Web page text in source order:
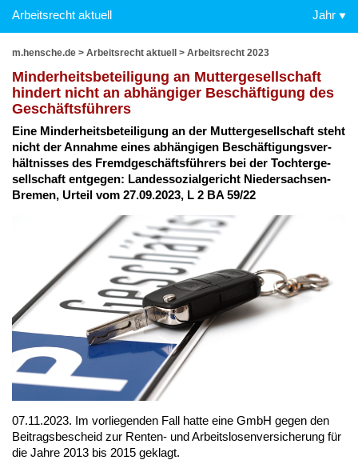
Arbeitsrecht aktuell Jahr
m.hensche.de > Arbeitsrecht aktuell > Arbeitsrecht 2023
Min­der­heits­be­tei­li­gung an Mut­ter­ge­sell­schaft
hin­dert nicht an ab­hän­gi­ger Be­schäf­ti­gung des
Ge­schäfts­füh­rers
Ei­ne Min­der­heits­be­tei­li­gung an der Mut­ter­ge­sell­schaft steht
nicht der An­nah­me ei­nes ab­hän­gi­gen Be­schäf­ti­gungs­ver­
hält­nis­ses des Fremd­ge­schäfts­füh­rers bei der Toch­ter­ge­
sell­schaft ent­ge­gen: Lan­des­so­zi­al­ge­richt Nie­der­sach­sen-
Bre­men, Ur­teil vom 27.09.2023, L 2 BA 59/22
07.11.2023. Im vor­lie­gen­den Fall hat­te ei­ne GmbH ge­gen den
Bei­trags­be­scheid zur Ren­ten- und Ar­beits­lo­sen­ver­si­che­rung für
die Jah­re 2013 bis 2015 ge­klagt.